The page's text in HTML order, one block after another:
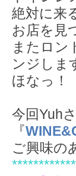
絶対に来
お店を見
またロン
ンジしま
ほなっ！
今回Yuh
『
ご興味の